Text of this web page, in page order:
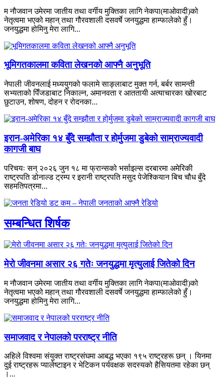
म नौजवान उमेरमा जातीय तथा वर्गीय मुक्तिका लागि नेकपा(माओवादी)को
नेतृत्वमा भएको महान् तथा गौरवशाली दसवर्षे जनयुद्धमा हाम्फालेको हुँ।
जनयुद्धमा होमिनु मेरा लागि...
भूमिगतकालमा कविता लेखनको आफ्नै अनुभूति
नेपाली जीवनलाई मध्ययुगको फलामे साङ्लाबाट मुक्त गर्न, बर्बर सामन्ती
सभ्यताको पिँजडाबाट निकाल्न, अमानवता र आततायी अत्याचारका खोरबाट
छुटाउन, शोषण, दोहन र रोदनका...
इरान-अमेरिका १४ बुँदे सम्झौता र होर्मुजमा डुबेको साम्राज्यवादी
कागजी बाघ
परिचयः सन् २०२६ जुन १८ मा फ्रान्सको भर्साइल्स दरबारमा अमेरिकी
राष्ट्रपति डोनाल्ड ट्रम्प र इरानी राष्ट्रपति मसुद पेजेश्कियान बिच चौध बुँदे
सहमतिपत्रमा...
सम्बन्धित शिर्षक
मेरो जीवनमा असार २६ गतेः जनयुद्धमा मृत्युलाई जितेको दिन
म नौजवान उमेरमा जातीय तथा वर्गीय मुक्तिका लागि नेकपा(माओवादी)को
नेतृत्वमा भएको महान् तथा गौरवशाली दसवर्षे जनयुद्धमा हाम्फालेको हुँ।
जनयुद्धमा होमिनु मेरा लागि...
समाजवाद र नेपालको परराष्ट्र नीति
अहिले विश्वमा संयुक्त राष्ट्रसंघमा आबद्ध भएका १९५ राष्ट्रहरू छन् । यिनमा
दुई राष्ट्रहरू प्यालेष्टाइन र भेटिकन पर्यवक्षक सदस्यको हैसियतमा रहेका छन्
।...